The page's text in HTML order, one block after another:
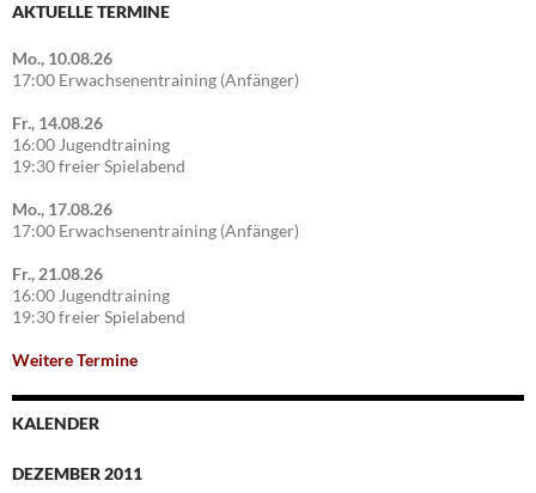
AKTUELLE TERMINE
Mo., 10.08.26
17:00 Erwachsenentraining (Anfänger)
Fr., 14.08.26
16:00 Jugendtraining
19:30 freier Spielabend
Mo., 17.08.26
17:00 Erwachsenentraining (Anfänger)
Fr., 21.08.26
16:00 Jugendtraining
19:30 freier Spielabend
Weitere Termine
KALENDER
DEZEMBER 2011